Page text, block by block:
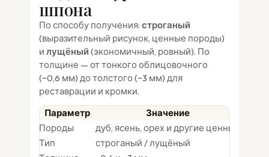
шпона
По способу получения: строганый
(выразительный рисунок, ценные породы)
и лущёный (экономичный, ровный). По
толщине — от тонкого облицовочного
(~0,6 мм) до толстого (~3 мм) для
реставрации и кромки.
Параметр
Значение
Породы
дуб, ясень, орех и другие ценные
Тип
строганый / лущёный